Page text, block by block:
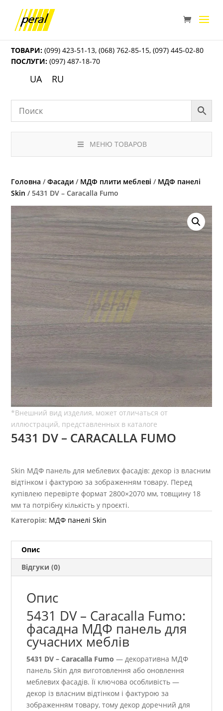
ТОВАРИ: (099) 423-51-13,(068) 762-85-15,(097) 445-02-80
ПОСЛУГИ: (097) 487-18-70
UA RU
МЕНЮ ТОВАРОВ
Головна /Фасади / МДФ плити меблеві / МДФ панелі
Skin / 5431 DV – Caracalla Fumo
5431 DV – CARACALLA FUMO
Skin МДФ панель для меблевих фасадів: декор із власним
відтінком і фактурою за зображенням товару. Перед
купівлею перевірте формат 2800×2070 мм, товщину 18
мм та потрібну кількість у проєкті.
Категорія: МДФ панелі Skin
Опис
Відгуки (0)
Опис
5431 DV – Caracalla Fumo:
фасадна МДФ панель для
сучасних меблів
5431 DV – Caracalla Fumo — декоративна МДФ
панель Skin для виготовлення або оновлення
меблевих фасадів. Її ключова особливість —
декор із власним відтінком і фактурою за
зображенням товару, тому декор доречний для